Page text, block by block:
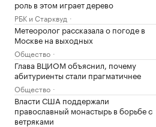
роль в этом играет дерево
РБК и Старквуд
Метеоролог рассказала о погоде в
Москве на выходных
Общество
Глава ВЦИОМ объяснил, почему
абитуриенты стали прагматичнее
Общество
Власти США поддержали
православный монастырь в борьбе с
ветряками